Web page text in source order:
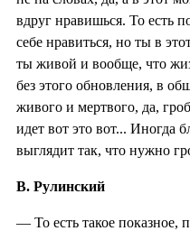
вдруг нравишься. То есть
себе нравиться, но ты в
ты живой и вообще, что
без этого обновления, в
живого и мертвого, да,
идет вот это вот... Иногда
выглядит так, что нужно
В. Рулинский
— То есть такое показное,